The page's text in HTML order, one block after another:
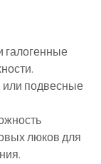
или подвесные
люков для